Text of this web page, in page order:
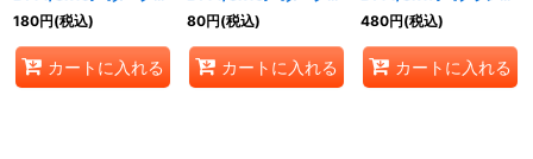
テイツ》
180円(税込)
カートに入れる
テイツ》
80円(税込)
カートに入れる
ゲート》
480円(税込)
カートに入れる